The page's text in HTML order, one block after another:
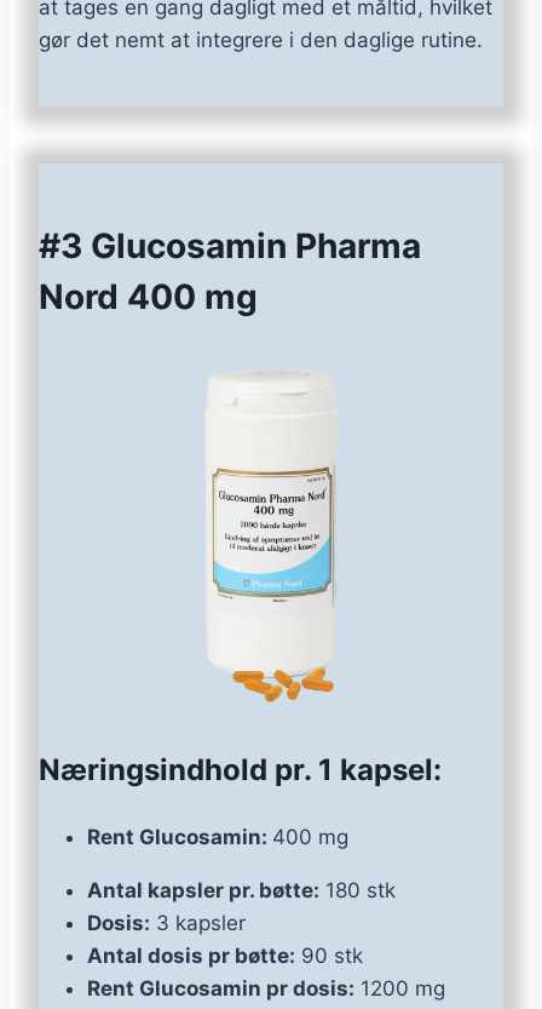
at tages en gang dagligt med et måltid, hvilket
gør det nemt at integrere i den daglige rutine.
#3 Glucosamin Pharma
Nord 400 mg
Næringsindhold pr. 1 kapsel:
Rent Glucosamin: 400 mg
Antal kapsler pr. bøtte: 180 stk
Dosis: 3 kapsler
Antal dosis pr bøtte: 90 stk
Rent Glucosamin pr dosis: 1200 mg